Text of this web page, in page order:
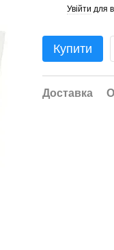
Увійти для
Купити
Доставка